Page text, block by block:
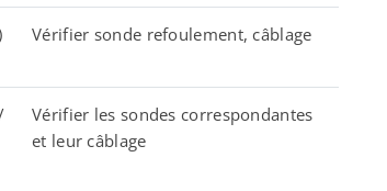
Vérifier sonde refoulement, câblage
Vérifier les sondes correspondantes
et leur câblage